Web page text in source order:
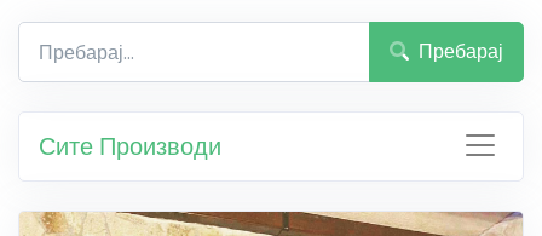
Пребарај
Сите Производи